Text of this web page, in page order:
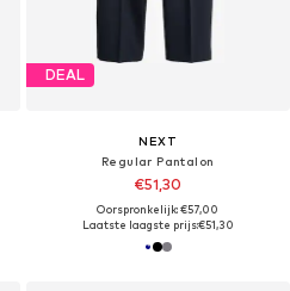
DEAL
NEXT
Regular Pantalon
€51,30
Oorspronkelijk: €57,00
Laatste laagste prijs:€51,30